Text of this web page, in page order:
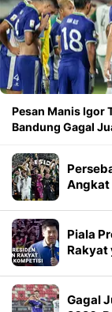
Pesan Manis Igor
Bandung Gagal
Angkat
Piala
Rakyat
Gagal